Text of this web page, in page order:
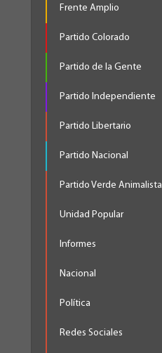
Frente Amplio
Partido Colorado
Partido de la Gente
Partido Independiente
Partido Libertario
Partido Nacional
Partido Verde Animalista
Unidad Popular
Informes
Nacional
Política
Redes Sociales